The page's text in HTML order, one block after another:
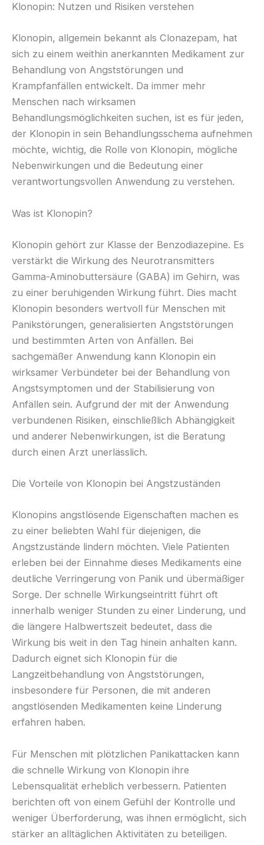
Klonopin: Nutzen und Risiken verstehen
Klonopin, allgemein bekannt als Clonazepam, hat
sich zu einem weithin anerkannten Medikament zur
Behandlung von Angststörungen und
Krampfanfällen entwickelt. Da immer mehr
Menschen nach wirksamen
Behandlungsmöglichkeiten suchen, ist es für jeden,
der Klonopin in sein Behandlungsschema aufnehmen
möchte, wichtig, die Rolle von Klonopin, mögliche
Nebenwirkungen und die Bedeutung einer
verantwortungsvollen Anwendung zu verstehen.
Was ist Klonopin?
Klonopin gehört zur Klasse der Benzodiazepine. Es
verstärkt die Wirkung des Neurotransmitters
Gamma-Aminobuttersäure (GABA) im Gehirn, was
zu einer beruhigenden Wirkung führt. Dies macht
Klonopin besonders wertvoll für Menschen mit
Panikstörungen, generalisierten Angststörungen
und bestimmten Arten von Anfällen. Bei
sachgemäßer Anwendung kann Klonopin ein
wirksamer Verbündeter bei der Behandlung von
Angstsymptomen und der Stabilisierung von
Anfällen sein. Aufgrund der mit der Anwendung
verbundenen Risiken, einschließlich Abhängigkeit
und anderer Nebenwirkungen, ist die Beratung
durch einen Arzt unerlässlich.
Die Vorteile von Klonopin bei Angstzuständen
Klonopins angstlösende Eigenschaften machen es
zu einer beliebten Wahl für diejenigen, die
Angstzustände lindern möchten. Viele Patienten
erleben bei der Einnahme dieses Medikaments eine
deutliche Verringerung von Panik und übermäßiger
Sorge. Der schnelle Wirkungseintritt führt oft
innerhalb weniger Stunden zu einer Linderung, und
die längere Halbwertszeit bedeutet, dass die
Wirkung bis weit in den Tag hinein anhalten kann.
Dadurch eignet sich Klonopin für die
Langzeitbehandlung von Angststörungen,
insbesondere für Personen, die mit anderen
angstlösenden Medikamenten keine Linderung
erfahren haben.
Für Menschen mit plötzlichen Panikattacken kann
die schnelle Wirkung von Klonopin ihre
Lebensqualität erheblich verbessern. Patienten
berichten oft von einem Gefühl der Kontrolle und
weniger Überforderung, was ihnen ermöglicht, sich
stärker an alltäglichen Aktivitäten zu beteiligen.